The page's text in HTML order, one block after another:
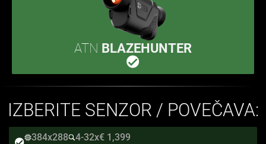
ATN BLAZEHUNTER
IZBERITE SENZOR / POVEČAVA:
384x288 4-32x€ 1,399